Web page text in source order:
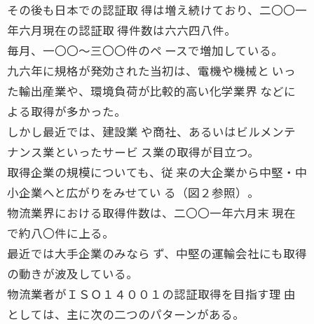
その後も日本での認証取 得は増え続けており、二〇〇一
年六月現在の認証取 得件数は六六四八件。
毎月、一〇〇〜三〇〇件のペ ースで増加している。
九六年に規格が発効された当初は、電機や機械と いっ
た輸出産業や、環境負荷が比較的高い化学業界 などに
よる取得が多かった。
しかし最近では、建設業 や商社、あるいはビルメンテ
ナンス業といったサービ ス業の取得が目立つ。
取得企業の規模についても、従 来の大企業から中堅・中
小企業へと広がりをみせてい る（図２参照）。
物流業界における取得件数は、二〇〇一年六月末 現在
で約八〇件に上る。
最近では大手企業のみなら ず、中堅の運輸会社にも取得
の動きが波及している。
物流業者がＩＳＯ１４００１の認証取得を目指す理 由
としては、主に次の二つのパターンがある。